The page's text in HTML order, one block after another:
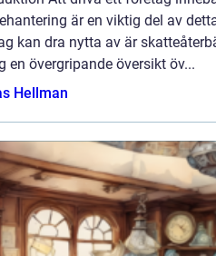
är en viktig del av
kan dra nytta av är
en övergripande översikt öv...
Hellman